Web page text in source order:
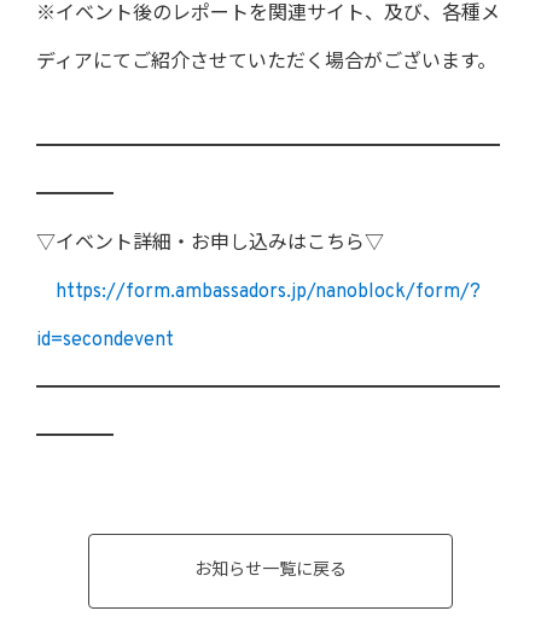
※イベント後のレポートを関連サイト、及び、各種メ
ディアにてご紹介させていただく場合がございます。
━━━━━━━━━━━━━━━━━━━━━━━━
━━━━
▽イベント詳細・お申し込みはこちら▽
https://form.ambassadors.jp/nanoblock/form/?
id=secondevent
━━━━━━━━━━━━━━━━━━━━━━━━
━━━━
お知らせ一覧に戻る